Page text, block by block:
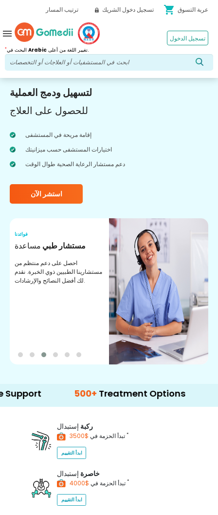
ترتيب المسار تسجيل دخول الشريك shopping_cart عربة التسوق
* Arabic تغيير اللغة من أعلى.
تسجيل الدخول menu
لتسهيل ودمج العملية
للحصول على العلاج
إقامة مريحة في المستشفى
اختيارات المستشفى حسب ميزانيتك
دعم مستشار الرعاية الصحية طوال الوقت
استشر الآن
فوائدنا
مستشار طبي مساعدة
احصل على دعم منتظم من
مستشارينا الطبيين ذوي الخبرة. نقدم
لك أفضل النصائح والإرشادات.
500+ Treatment Options
ركبة إستبدال
تبدأ الحزمة في *
ابدأ التقييم
خاصرة إستبدال
تبدأ الحزمة في *
ابدأ التقييم